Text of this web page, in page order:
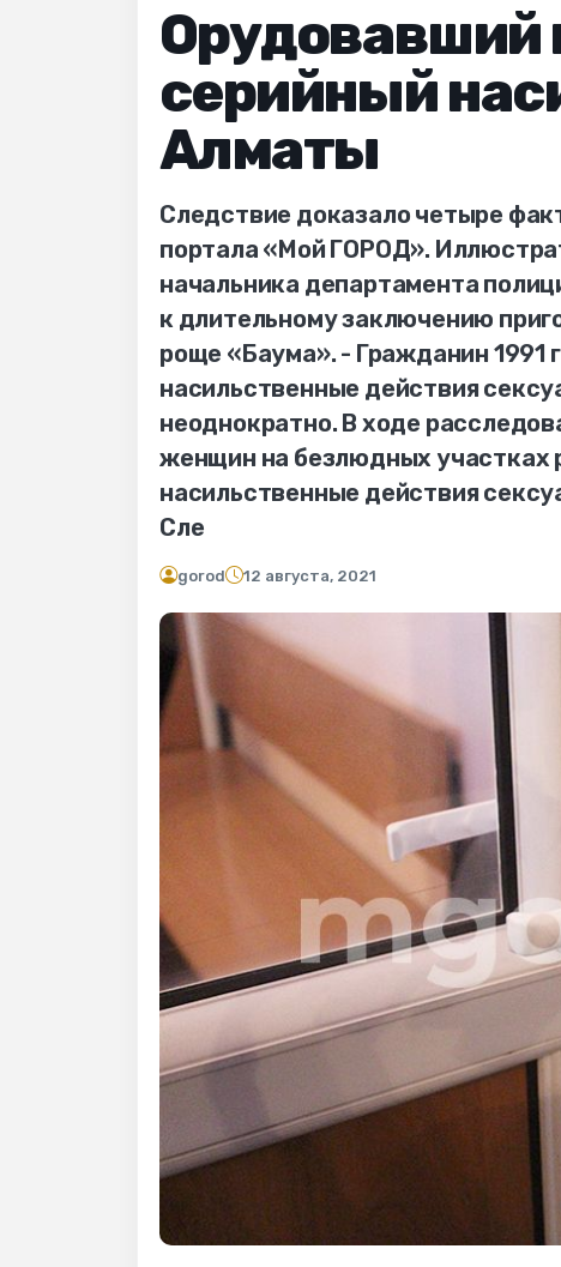
Орудовавший
серийный
Алматы
Следствие доказало четыре
портала «Мой ГОРОД».
начальника департамента
к длительному заключению
роще «Баума». - Гражданин 1991
насильственные действия
неоднократно. В ходе
женщин на безлюдных участках
насильственные действия
Сле
gorod 12 августа, 2021